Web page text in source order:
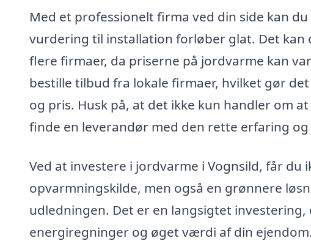
Med et professionelt firma ved din side kan
vurdering til installation forløber glat. Det
flere firmaer, da priserne på jordvarme kan
bestille tilbud fra lokale firmaer, hvilket gør
og pris. Husk på, at det ikke kun handler om
finde en leverandør med den rette erfaring
Ved at investere i jordvarme i Vognsild, får du
opvarmningskilde, men også en grønnere
udledningen. Det er en langsigtet
energiregninger og øget værdi af din